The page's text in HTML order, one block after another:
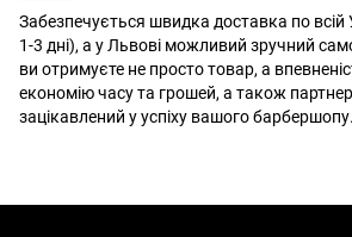
Забезпечується швидка доставка по всій
1-3 дні), а у Львові можливий зручний
ви отримуєте не просто товар, а
економію часу та грошей, а також
зацікавлений у успіху вашого барбершопу.